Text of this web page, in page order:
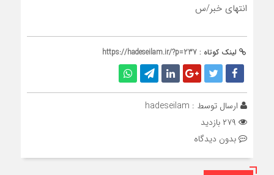
انتهای خبر/س
لینک کوتاه : https://hadeseilam.ir/?p=237
ارسال توسط : hadeseilam
بدون دیدگاه